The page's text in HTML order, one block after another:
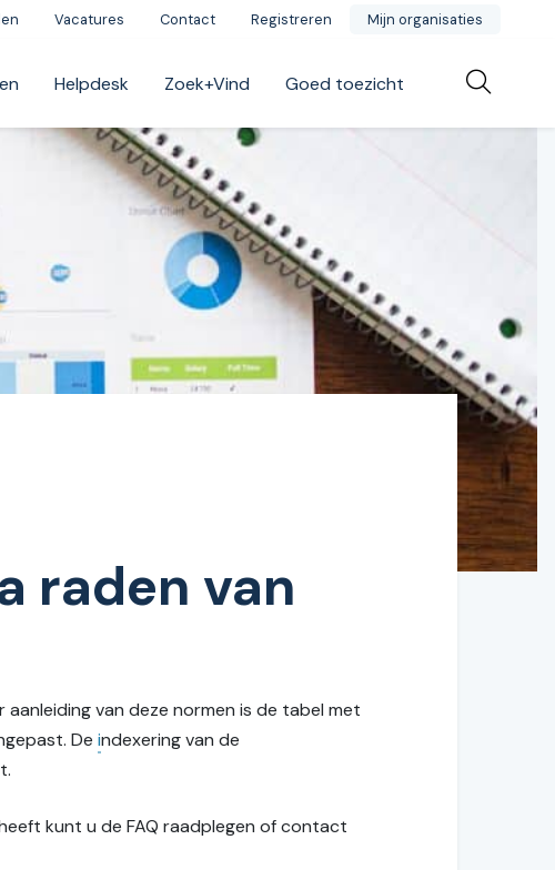
Vacatures Contact Registreren Mijn organisaties
Helpdesk Zoek+Vind Goed toezicht
raden van
van deze normen is de tabel met
De indexering van de
kunt u de FAQ raadplegen of contact